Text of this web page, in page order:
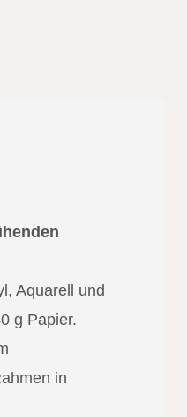
Aquarell und
g Papier.
in